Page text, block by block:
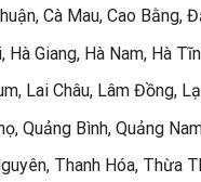
Cà Mau, Cao Bằng,
Hà Giang, Hà Nam, Hà
Lai Châu, Lâm Đồng,
Quảng Bình, Quảng
Thanh Hóa, Thừa